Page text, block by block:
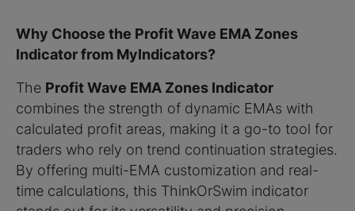
Why Choose the Profit Wave EMA Zones
Indicator from MyIndicators?
The Profit Wave EMA Zones Indicator
combines the strength of dynamic EMAs with
calculated profit areas, making it a go-to tool for
traders who rely on trend continuation strategies.
By offering multi-EMA customization and real-
time calculations, this ThinkOrSwim indicator